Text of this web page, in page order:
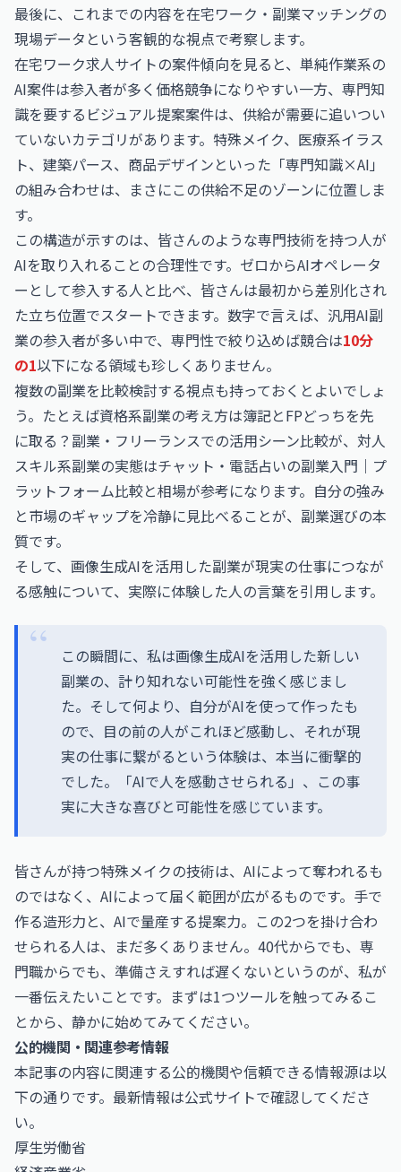
最後に、これまでの内容を在宅ワーク・副業マッチングの
現場データという客観的な視点で考察します。
在宅ワーク求人サイトの案件傾向を見ると、単純作業系の
AI案件は参入者が多く価格競争になりやすい一方、専門知
識を要するビジュアル提案案件は、供給が需要に追いつい
ていないカテゴリがあります。特殊メイク、医療系イラス
ト、建築パース、商品デザインといった「専門知識×AI」
の組み合わせは、まさにこの供給不足のゾーンに位置しま
す。
この構造が示すのは、皆さんのような専門技術を持つ人が
AIを取り入れることの合理性です。ゼロからAIオペレータ
ーとして参入する人と比べ、皆さんは最初から差別化され
た立ち位置でスタートできます。数字で言えば、汎用AI副
業の参入者が多い中で、専門性で絞り込めば競合は10分
の1以下になる領域も珍しくありません。
複数の副業を比較検討する視点も持っておくとよいでしょ
う。たとえば資格系副業の考え方は簿記とFPどっちを先
に取る？副業・フリーランスでの活用シーン比較が、対人
スキル系副業の実態はチャット・電話占いの副業入門｜プ
ラットフォーム比較と相場が参考になります。自分の強み
と市場のギャップを冷静に見比べることが、副業選びの本
質です。
そして、画像生成AIを活用した副業が現実の仕事につなが
る感触について、実際に体験した人の言葉を引用します。
この瞬間に、私は画像生成AIを活用した新しい
副業の、計り知れない可能性を強く感じまし
た。そして何より、自分がAIを使って作ったも
ので、目の前の人がこれほど感動し、それが現
実の仕事に繋がるという体験は、本当に衝撃的
でした。「AIで人を感動させられる」、この事
実に大きな喜びと可能性を感じています。
皆さんが持つ特殊メイクの技術は、AIによって奪われるも
のではなく、AIによって届く範囲が広がるものです。手で
作る造形力と、AIで量産する提案力。この2つを掛け合わ
せられる人は、まだ多くありません。40代からでも、専
門職からでも、準備さえすれば遅くないというのが、私が
一番伝えたいことです。まずは1つツールを触ってみるこ
とから、静かに始めてみてください。
公的機関・関連参考情報
本記事の内容に関連する公的機関や信頼できる情報源は以
下の通りです。最新情報は公式サイトで確認してくださ
い。
厚生労働省